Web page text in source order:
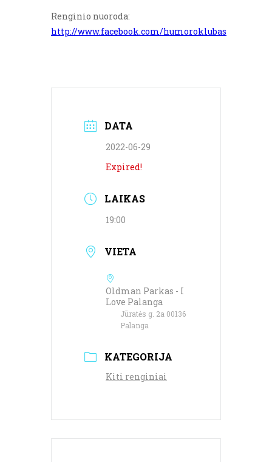
Renginio nuoroda:
http://www.facebook.com/humoroklubas
DATA
2022-06-29
Expired!
LAIKAS
19:00
VIETA
Oldman Parkas - I
Love Palanga
Jūratės g. 2a 00136
Palanga
KATEGORIJA
Kiti renginiai